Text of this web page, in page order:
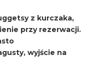
z kurczaka,
przy rezerwacji.
wyjście na